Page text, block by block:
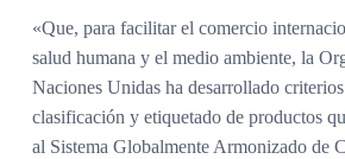
«Que, para facilitar el comercio
salud humana y el medio ambiente, la
Naciones Unidas ha desarrollado
clasificación y etiquetado de productos
al Sistema Globalmente Armonizado de